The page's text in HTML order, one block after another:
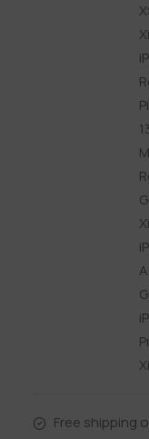
Free shipping